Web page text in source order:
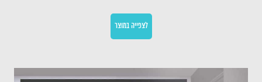
לצפייה במוצר